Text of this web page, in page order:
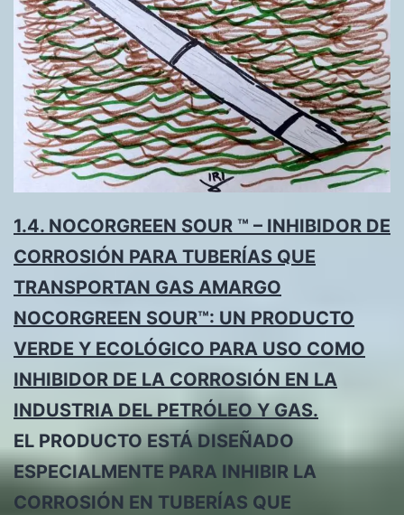
1.4. NOCORGREEN SOUR ™ – INHIBIDOR DE
CORROSIÓN PARA TUBERÍAS QUE
TRANSPORTAN GAS AMARGO
NOCORGREEN SOUR™: UN PRODUCTO
VERDE Y ECOLÓGICO PARA USO COMO
INHIBIDOR DE LA CORROSIÓN EN LA
INDUSTRIA DEL PETRÓLEO Y GAS.
EL PRODUCTO ESTÁ DISEÑADO
ESPECIALMENTE PARA INHIBIR LA
CORROSIÓN EN TUBERÍAS QUE